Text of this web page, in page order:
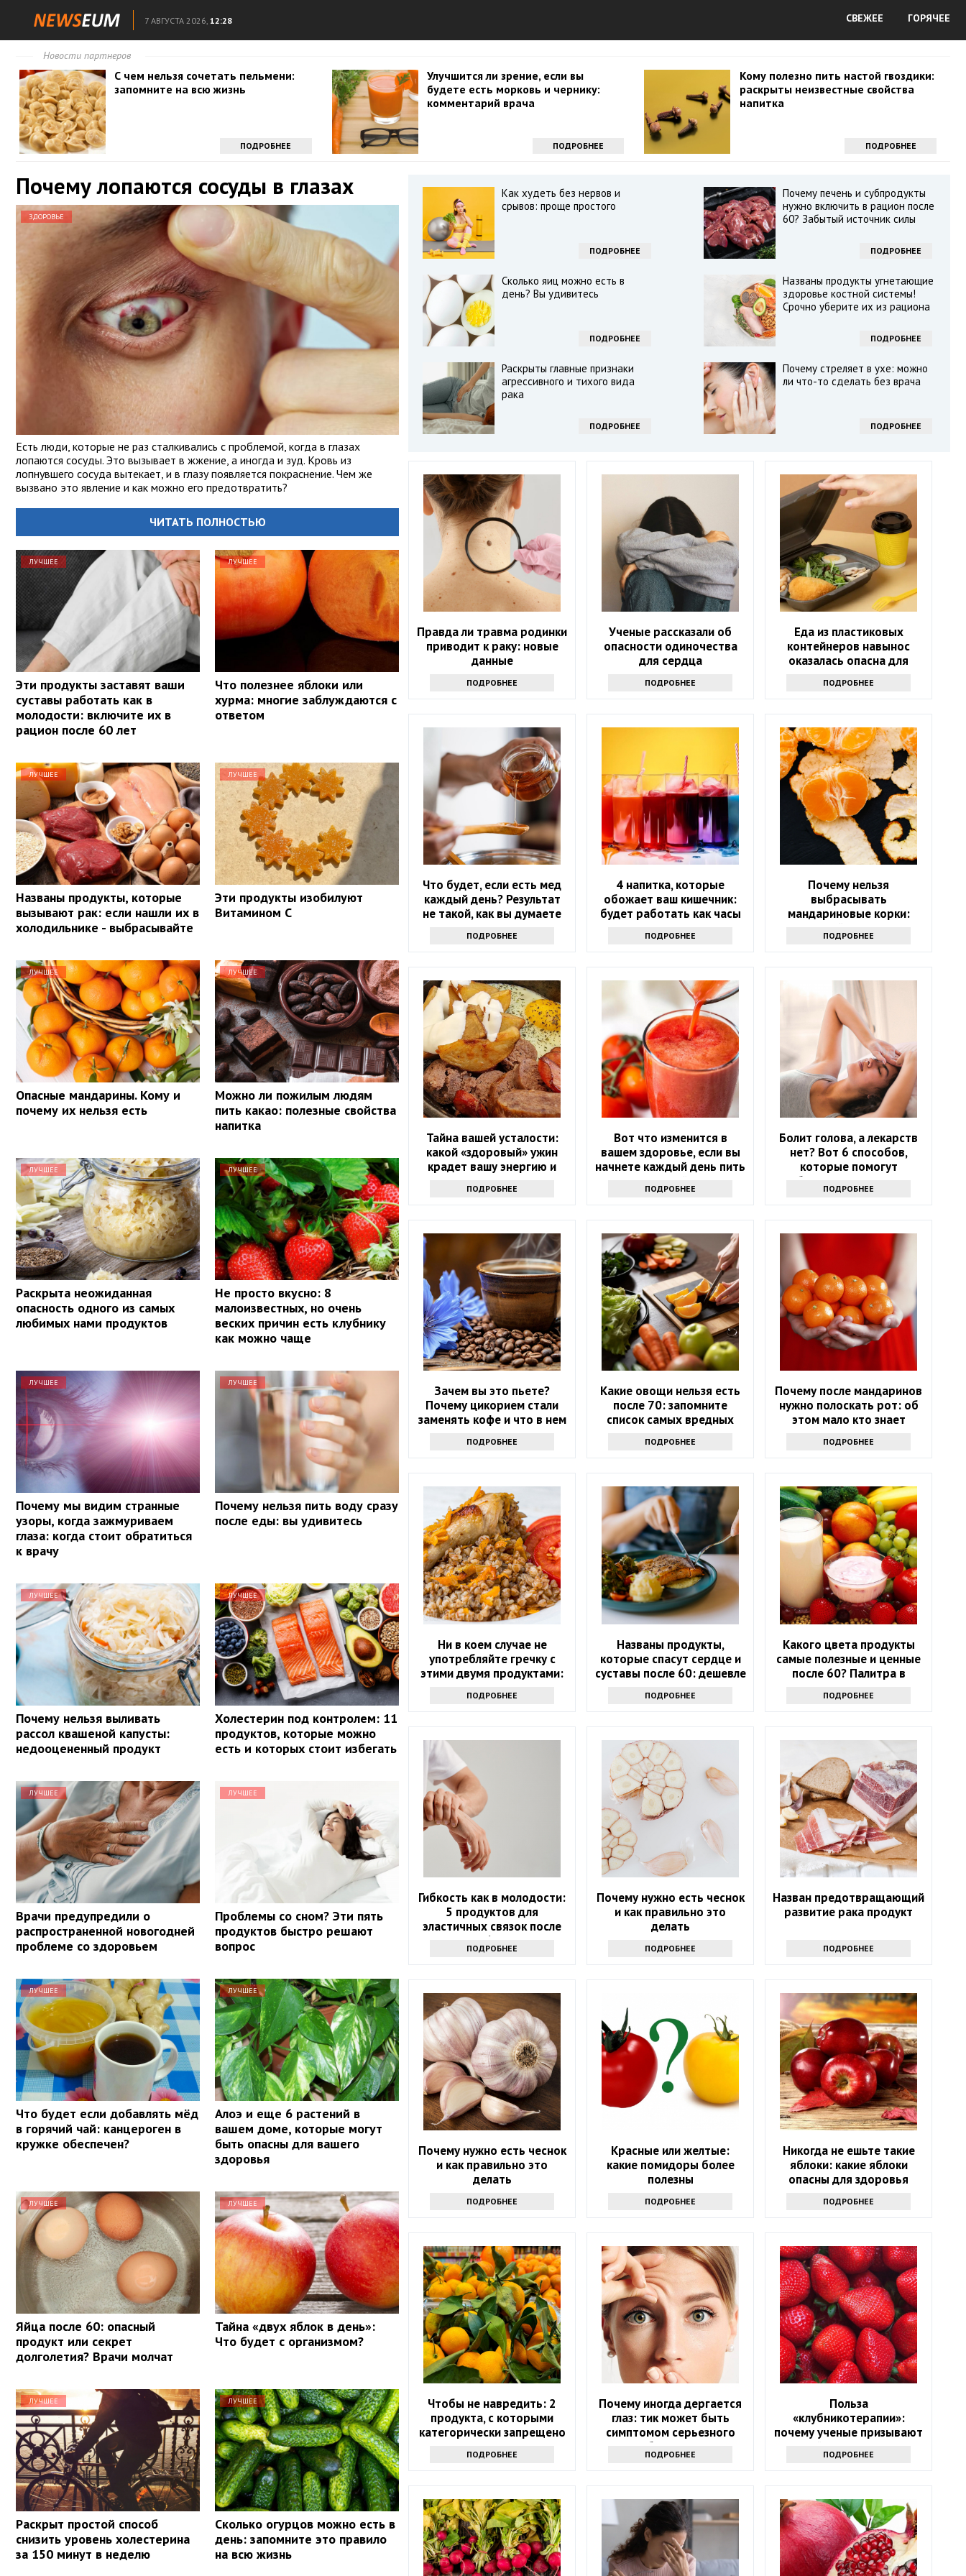
7 АВГУСТА 2026, 12:28 СВЕЖЕЕ ГОРЯЧЕЕ
Новости партнеров
С чем нельзя сочетать пельмени:
запомните на всю жизнь
ПОДРОБНЕЕ
Улучшится ли зрение, если вы
будете есть морковь и чернику:
комментарий врача
ПОДРОБНЕЕ
Кому полезно пить настой гвоздики:
раскрыты неизвестные свойства
напитка
ПОДРОБНЕЕ
Почему лопаются сосуды в глазах
ЗДОРОВЬЕ
Есть люди, которые не раз сталкивались с проблемой, когда в глазах
лопаются сосуды. Это вызывает в жжение, а иногда и зуд. Кровь из
лопнувшего сосуда вытекает, и в глазу появляется покраснение. Чем же
вызвано это явление и как можно его предотвратить?
ЧИТАТЬ ПОЛНОСТЬЮ
ЛУЧШЕЕ
Эти продукты заставят ваши
суставы работать как в
молодости: включите их в
рацион после 60 лет
ЛУЧШЕЕ
Что полезнее яблоки или
хурма: многие заблуждаются с
ответом
ЛУЧШЕЕ
Названы продукты, которые
вызывают рак: если нашли их в
холодильнике - выбрасывайте
ЛУЧШЕЕ
Эти продукты изобилуют
Витамином С
ЛУЧШЕЕ
Опасные мандарины. Кому и
почему их нельзя есть
ЛУЧШЕЕ
Можно ли пожилым людям
пить какао: полезные свойства
напитка
ЛУЧШЕЕ
Раскрыта неожиданная
опасность одного из самых
любимых нами продуктов
ЛУЧШЕЕ
Не просто вкусно: 8
малоизвестных, но очень
веских причин есть клубнику
как можно чаще
ЛУЧШЕЕ
Почему мы видим странные
узоры, когда зажмуриваем
глаза: когда стоит обратиться
к врачу
ЛУЧШЕЕ
Почему нельзя пить воду сразу
после еды: вы удивитесь
ЛУЧШЕЕ
Почему нельзя выливать
рассол квашеной капусты:
недооцененный продукт
ЛУЧШЕЕ
Холестерин под контролем: 11
продуктов, которые можно
есть и которых стоит избегать
ЛУЧШЕЕ
Врачи предупредили о
распространенной новогодней
проблеме со здоровьем
ЛУЧШЕЕ
Проблемы со сном? Эти пять
продуктов быстро решают
вопрос
ЛУЧШЕЕ
Что будет если добавлять мёд
в горячий чай: канцероген в
кружке обеспечен?
ЛУЧШЕЕ
Алоэ и еще 6 растений в
вашем доме, которые могут
быть опасны для вашего
здоровья
ЛУЧШЕЕ
Яйца после 60: опасный
продукт или секрет
долголетия? Врачи молчат
ЛУЧШЕЕ
Тайна «двух яблок в день»:
Что будет с организмом?
ЛУЧШЕЕ
Раскрыт простой способ
снизить уровень холестерина
за 150 минут в неделю
ЛУЧШЕЕ
Сколько огурцов можно есть в
день: запомните это правило
на всю жизнь
Как худеть без нервов и
срывов: проще простого
ПОДРОБНЕЕ
Почему печень и субпродукты
нужно включить в рацион после
60? Забытый источник силы
ПОДРОБНЕЕ
Сколько яиц можно есть в
день? Вы удивитесь
ПОДРОБНЕЕ
Названы продукты угнетающие
здоровье костной системы!
Срочно уберите их из рациона
ПОДРОБНЕЕ
Раскрыты главные признаки
агрессивного и тихого вида
рака
ПОДРОБНЕЕ
Почему стреляет в ухе: можно
ли что-то сделать без врача
ПОДРОБНЕЕ
Правда ли травма родинки
приводит к раку: новые
данные
ПОДРОБНЕЕ
Ученые рассказали об
опасности одиночества
для сердца
ПОДРОБНЕЕ
Еда из пластиковых
контейнеров навынос
оказалась опасна для
ПОДРОБНЕЕ
Что будет, если есть мед
каждый день? Результат
не такой, как вы думаете
ПОДРОБНЕЕ
4 напитка, которые
обожает ваш кишечник:
будет работать как часы
ПОДРОБНЕЕ
Почему нельзя
выбрасывать
мандариновые корки:
лучше залейте их уксусом
ПОДРОБНЕЕ
Тайна вашей усталости:
какой «здоровый» ужин
крадет вашу энергию и
ПОДРОБНЕЕ
Вот что изменится в
вашем здоровье, если вы
начнете каждый день пить
томатный сок
ПОДРОБНЕЕ
Болит голова, а лекарств
нет? Вот 6 способов,
которые помогут
избавиться от напасти
ПОДРОБНЕЕ
Зачем вы это пьете?
Почему цикорием стали
заменять кофе и что в нем
ПОДРОБНЕЕ
Какие овощи нельзя есть
после 70: запомните
список самых вредных
ПОДРОБНЕЕ
Почему после мандаринов
нужно полоскать рот: об
этом мало кто знает
ПОДРОБНЕЕ
Ни в коем случае не
употребляйте гречку с
этими двумя продуктами:
последствия
ПОДРОБНЕЕ
Названы продукты,
которые спасут сердце и
суставы после 60: дешевле
ПОДРОБНЕЕ
Какого цвета продукты
самые полезные и ценные
после 60? Палитра в
ПОДРОБНЕЕ
Гибкость как в молодости:
5 продуктов для
эластичных связок после
60
ПОДРОБНЕЕ
Почему нужно есть чеснок
и как правильно это
делать
ПОДРОБНЕЕ
Назван предотвращающий
развитие рака продукт
ПОДРОБНЕЕ
Почему нужно есть чеснок
и как правильно это
делать
ПОДРОБНЕЕ
Красные или желтые:
какие помидоры более
полезны
ПОДРОБНЕЕ
Никогда не ешьте такие
яблоки: какие яблоки
опасны для здоровья
ПОДРОБНЕЕ
Чтобы не навредить: 2
продукта, с которыми
категорически запрещено
ПОДРОБНЕЕ
Почему иногда дергается
глаз: тик может быть
симптомом серьезного
заболевания
ПОДРОБНЕЕ
Польза
«клубникотерапии»:
почему ученые призывают
людей в возрасте 50+
налегать на эту ягоду
ПОДРОБНЕЕ